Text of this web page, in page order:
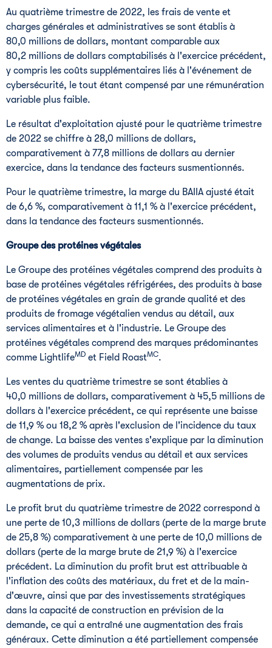
Au quatrième trimestre de 2022, les frais de vente et
charges générales et administratives se sont établis à
80,0 millions de dollars, montant comparable aux
80,2 millions de dollars comptabilisés à l'exercice précédent,
y compris les coûts supplémentaires liés à l'événement de
cybersécurité, le tout étant compensé par une rémunération
variable plus faible.
Le résultat d'exploitation ajusté pour le quatrième trimestre
de 2022 se chiffre à 28,0 millions de dollars,
comparativement à 77,8 millions de dollars au dernier
exercice, dans la tendance des facteurs susmentionnés.
Pour le quatrième trimestre, la marge du BAIIA ajusté était
de 6,6 %, comparativement à 11,1 % à l'exercice précédent,
dans la tendance des facteurs susmentionnés.
Groupe des protéines végétales
Le Groupe des protéines végétales comprend des produits à
base de protéines végétales réfrigérées, des produits à base
de protéines végétales en grain de grande qualité et des
produits de fromage végétalien vendus au détail, aux
services alimentaires et à l'industrie. Le Groupe des
protéines végétales comprend des marques prédominantes
comme LightlifeMD et Field RoastMC.
Les ventes du quatrième trimestre se sont établies à
40,0 millions de dollars, comparativement à 45,5 millions de
dollars à l'exercice précédent, ce qui représente une baisse
de 11,9 % ou 18,2 % après l'exclusion de l'incidence du taux
de change. La baisse des ventes s'explique par la diminution
des volumes de produits vendus au détail et aux services
alimentaires, partiellement compensée par les
augmentations de prix.
Le profit brut du quatrième trimestre de 2022 correspond à
une perte de 10,3 millions de dollars (perte de la marge brute
de 25,8 %) comparativement à une perte de 10,0 millions de
dollars (perte de la marge brute de 21,9 %) à l'exercice
précédent. La diminution du profit brut est attribuable à
l'inflation des coûts des matériaux, du fret et de la main-
d'œuvre, ainsi que par des investissements stratégiques
dans la capacité de construction en prévision de la
demande, ce qui a entraîné une augmentation des frais
généraux. Cette diminution a été partiellement compensée